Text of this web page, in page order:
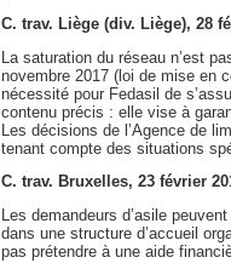
C. trav. Liège (div. Liège), 28
La saturation du réseau n’est
novembre 2017 (loi de mise en
nécessité pour Fedasil de
contenu précis : elle vise à
Les décisions de l’Agence de
tenant compte des situations
C. trav. Bruxelles, 23 février
Les demandeurs d’asile
dans une structure d’accueil
pas prétendre à une aide